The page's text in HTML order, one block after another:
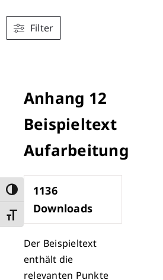
Umschalten auf hohe Kontraste
Schrift vergrößern
Filter
Anhang 12
Beispieltext
Aufarbeitung
1136
Downloads
Der Beispieltext
enthält die
relevanten Punkte